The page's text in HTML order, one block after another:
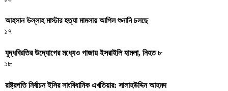
আহসান উল্লাহ মাস্টার হত্যা মামলায় আপিল শুনানি চলছে
১৭
যুদ্ধবিরতির উদ্যোগের মধ্যেও গাজায় ইসরাইলি হামলা, নিহত ৮
১৮
রাষ্ট্রপতি নির্বাচন ইসির সাংবিধানিক এখতিয়ার: সালাহউদ্দিন আহমদ